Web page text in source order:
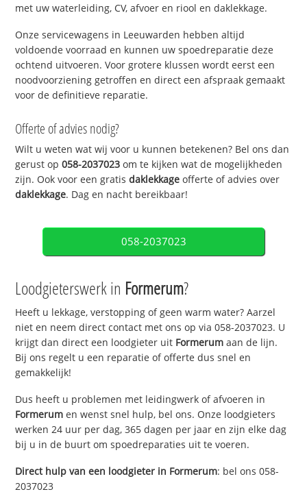
met uw waterleiding, CV, afvoer en riool en daklekkage.
Onze servicewagens in Leeuwarden hebben altijd
voldoende voorraad en kunnen uw spoedreparatie deze
ochtend uitvoeren. Voor grotere klussen wordt eerst een
noodvoorziening getroffen en direct een afspraak gemaakt
voor de definitieve reparatie.
Offerte of advies nodig?
Wilt u weten wat wij voor u kunnen betekenen? Bel ons dan
gerust op058-2037023 om te kijken wat de mogelijkheden
zijn. Ook voor een gratisdaklekkage offerte of advies over
daklekkage. Dag en nacht bereikbaar!
058-2037023
Loodgieterswerk in Formerum?
Heeft u lekkage, verstopping of geen warm water? Aarzel
niet en neem direct contact met ons op via 058-2037023. U
krijgt dan direct een loodgieter uit Formerum aan de lijn.
Bij ons regelt u een reparatie of offerte dus snel en
gemakkelijk!
Dus heeft u problemen met leidingwerk of afvoeren in
Formerum en wenst snel hulp, bel ons. Onze loodgieters
werken 24 uur per dag, 365 dagen per jaar en zijn elke dag
bij u in de buurt om spoedreparaties uit te voeren.
Direct hulp van een loodgieter in Formerum: bel ons 058-
2037023